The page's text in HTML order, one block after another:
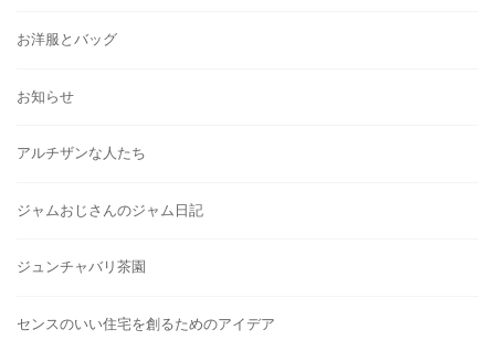
お洋服とバッグ
お知らせ
アルチザンな人たち
ジャムおじさんのジャム日記
ジュンチャバリ茶園
センスのいい住宅を創るためのアイデア